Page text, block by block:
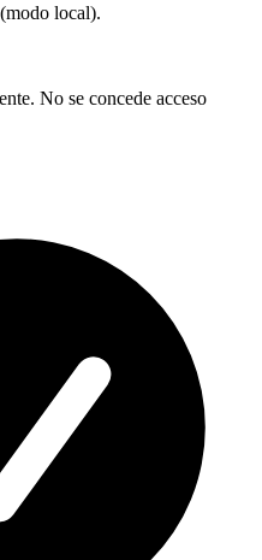
local).
No se concede acceso